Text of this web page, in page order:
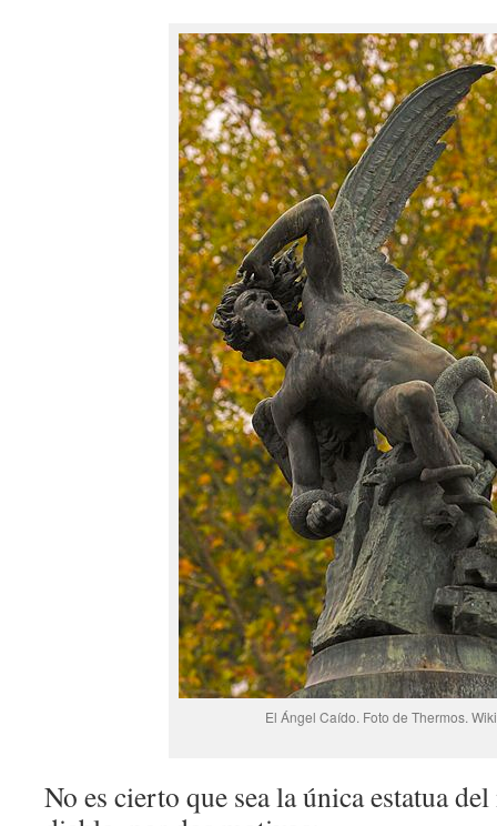
El Ángel Caído. Foto de Thermos.
No es cierto que sea la única estatua